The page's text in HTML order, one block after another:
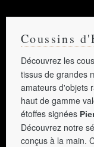
Coussins
Découvrez les
tissus de grandes
amateurs d'objets
haut de gamme
étoffes signées
Découvrez notre
conçus à la main.